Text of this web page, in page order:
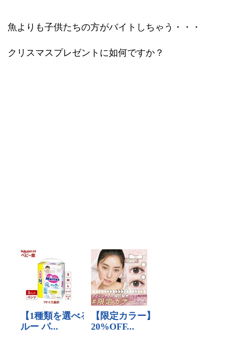
魚よりも子供たちの方がバイトしちゃう・・・
クリスマスプレゼントに如何ですか？